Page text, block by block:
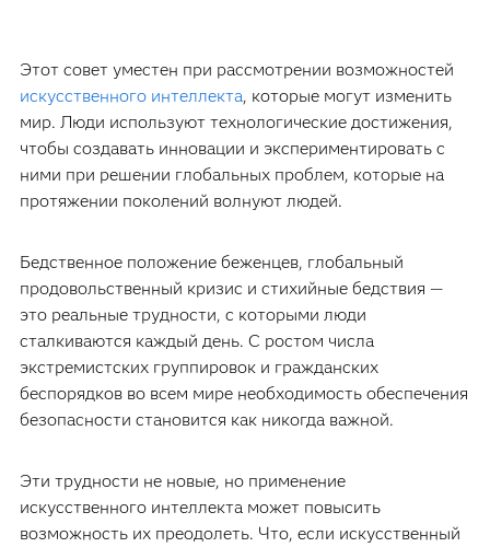
Этот совет уместен при рассмотрении возможностей
искусственного интеллекта, которые могут изменить
мир. Люди используют технологические достижения,
чтобы создавать инновации и экспериментировать с
ними при решении глобальных проблем, которые на
протяжении поколений волнуют людей.
Бедственное положение беженцев, глобальный
продовольственный кризис и стихийные бедствия —
это реальные трудности, с которыми люди
сталкиваются каждый день. С ростом числа
экстремистских группировок и гражданских
беспорядков во всем мире необходимость обеспечения
безопасности становится как никогда важной.
Эти трудности не новые, но применение
искусственного интеллекта может повысить
возможность их преодолеть. Что, если искусственный